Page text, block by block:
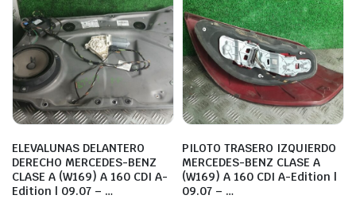
ELEVALUNAS DELANTERO
DERECHO MERCEDES-BENZ
CLASE A (W169) A 160 CDI A-
Edition | 09.07 – …
PILOTO TRASERO IZQUIERDO
MERCEDES-BENZ CLASE A
(W169) A 160 CDI A-Edition |
09.07 – …